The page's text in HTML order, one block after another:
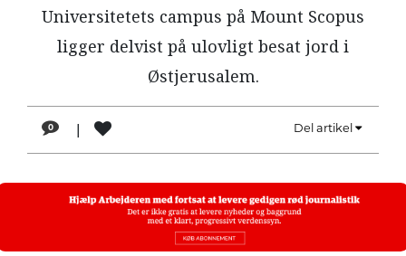
Universitetets campus på Mount Scopus
ligger delvist på ulovligt besat jord i
Østjerusalem.
0 | Del artikel